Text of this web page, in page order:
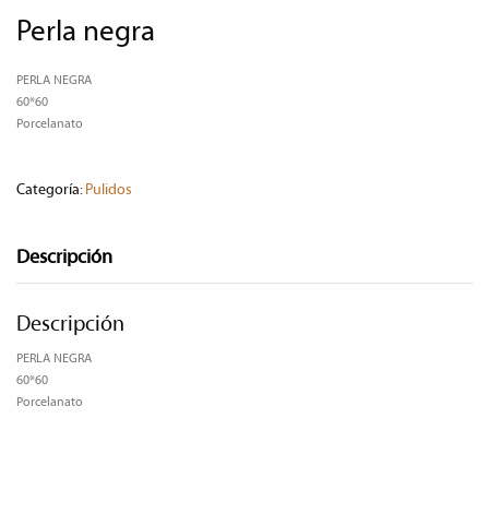
perla negra
PERLA NEGRA
60*60
Porcelanato
Categoría: Pulidos
Descripción
Descripción
PERLA NEGRA
60*60
Porcelanato